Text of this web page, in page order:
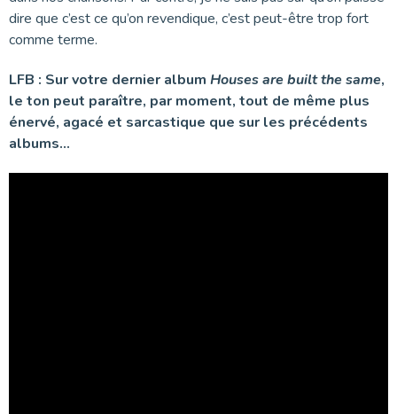
dire que c’est ce qu’on revendique, c’est peut-être trop fort
comme terme.
LFB : Sur votre dernier album Houses are built the same,
le ton peut paraître, par moment, tout de même plus
énervé, agacé et sarcastique que sur les précédents
albums…